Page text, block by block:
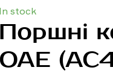
In stock
Поршні
ОАЕ